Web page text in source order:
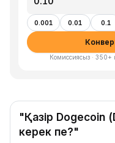
0.001 0.01 0.1
Комиссиясыз · 350+
"Қазір Dogecoin
керек пе?"